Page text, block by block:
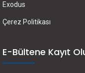
Exodus
Çerez Politikası
E-Bültene Kayıt